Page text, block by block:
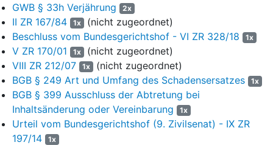
unter bestimmten weiteren Voraussetzungen für betroffene
Waldbesitzer die vermarktungsnahen Dienstleistungen und die
jährliche Betriebsplanung, die forsttechnische Betriebsleitung
und den Revierdienst durchzuführen. Die Beschwerde des
beklagten Landes gegen diese Verfügung wurde vom OLG
Düsseldorf mit Beschluss vom 15.03.2017 im Wesentlichen
zurückgewiesen (Az. VI-Kart 10/15 (V); Anlage K57). Diese
Entscheidung hob der Bundesgerichtshof mit Beschluss vom
12.06.2018 auf mit der Begründung, dass die Voraussetzungen
für eine Wiederaufnahme des Verfahrens nicht vorgelegen
hätten (Az. KVR 38/17 – Rundholzvermarktung; WuW 2018,
GWB § 33h Verjährung 2x
II ZR 167/84 1x (nicht zugeordnet)
Beschluss vom Bundesgerichtshof - VI ZR 328/18
1x
V ZR 170/01 1x (nicht zugeordnet)
VIII ZR 212/07
1x (nicht zugeordnet)
BGB § 249 Art und Umfang des Schadensersatzes
1x
BGB § 399 Ausschluss der Abtretung bei
Inhaltsänderung oder Vereinbarung
1x
Urteil vom Bundesgerichtshof (9. Zivilsenat) - IX ZR
197/14
1x